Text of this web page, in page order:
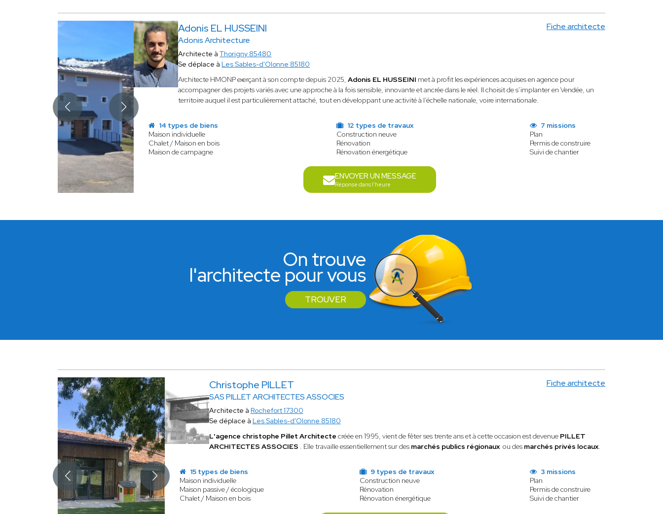
Adonis EL HUSSEINI
Adonis Architecture
Fiche architecte
Architecte àThorigny 85480
Se déplace à Les Sables-d'Olonne 85180
Architecte HMONP exerçant à son compte depuis 2025,Adonis EL HUSSEINI met à profit les expériences acquises en agence pour
accompagner des projets variés avec une approche à la fois sensible, innovante et ancrée dans le réel. Il choisit de s’implanter en Vendée, un
territoire auquel il est particulièrement attaché, tout en développant une activité à l’échelle nationale, voire internationale.
14 types de biens
Maison individuelle
Chalet / Maison en bois
Maison de campagne
12 types de travaux
Construction neuve
Rénovation
Rénovation énergétique
7 missions
Plan
Permis de construire
Suivi de chantier
ENVOYER UN MESSAGE
Réponse dans l'heure
On trouve
l'architecte pour vous
TROUVER
Christophe PILLET
SAS PILLET ARCHITECTES ASSOCIES
Fiche architecte
Architecte à Rochefort 17300
Se déplace à Les Sables-d'Olonne 85180
L'agence christophe Pillet Architecte créée en 1995, vient de fêter ses trente ans et à cette occasion est devenue PILLET
ARCHITECTES ASSOCIES . Elle travaille essentiellement sur des marchés publics régionauxou des marchés privés locaux.
15 types de biens
Maison individuelle
Maison passive / écologique
Chalet / Maison en bois
9 types de travaux
Construction neuve
Rénovation
Rénovation énergétique
3 missions
Plan
Permis de construire
Suivi de chantier